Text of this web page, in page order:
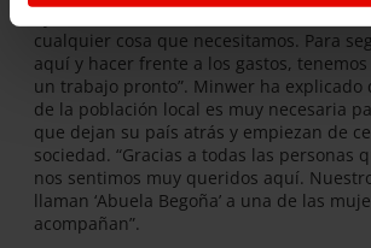
cualquier cosa que necesitamos. Para
aquí y hacer frente a los gastos,
un trabajo pronto”. Minwer ha explicado
de la población local es muy necesaria
que dejan su país atrás y empiezan de
sociedad. “Gracias a todas las personas
nos sentimos muy queridos aquí.
llaman ‘Abuela Begoña’ a una de las
acompañan”.